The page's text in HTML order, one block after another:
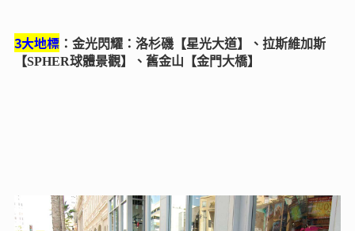
3大地標：金光閃耀：洛杉磯【星光大道】、拉斯維加斯
【SPHER球體景觀】、舊金山【金門大橋】